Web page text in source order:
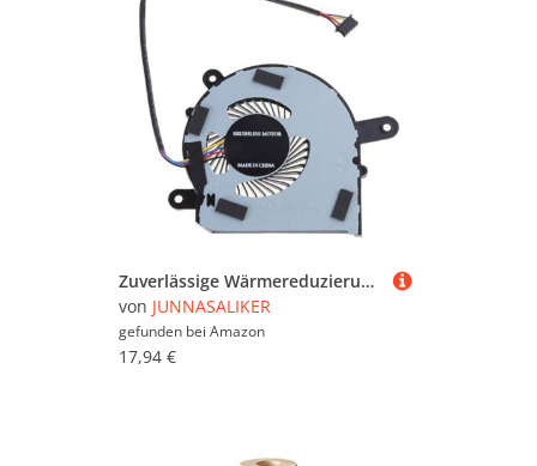
Zuverlässige Wärmereduzierungslüfter Für ERITEDESK 800G3 65W Laptops Zuverlässige Kühllösung Für Eine Verbesserte Funktionalität
von JUNNASALIKER
gefunden bei Amazon
17,94 €